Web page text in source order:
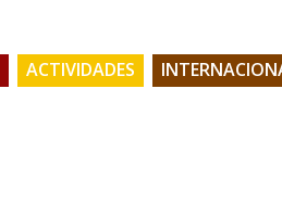
ACTIVIDADES